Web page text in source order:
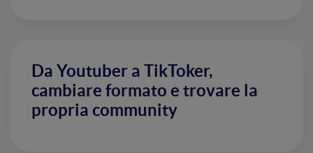
Da Youtuber a TikToker,
cambiare formato e trovare la
propria community